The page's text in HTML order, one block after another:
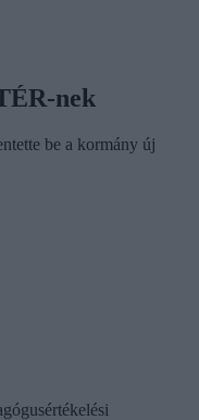
nek
be a kormány új